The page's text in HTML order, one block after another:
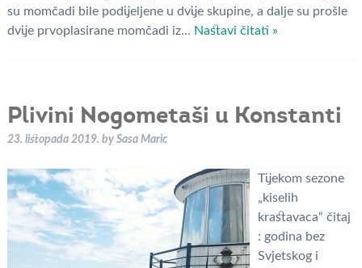
su momčadi bile podijeljene u dvije skupine, a dalje su prošle
dvije prvoplasirane momčadi iz… Nastavi čitati »
Plivini Nogometaši u Konstanti
23. listopada 2019. by Sasa Maric
Tijekom sezone
„kiselih
krastavaca“ čitaj
: godina bez
Svjetskog i